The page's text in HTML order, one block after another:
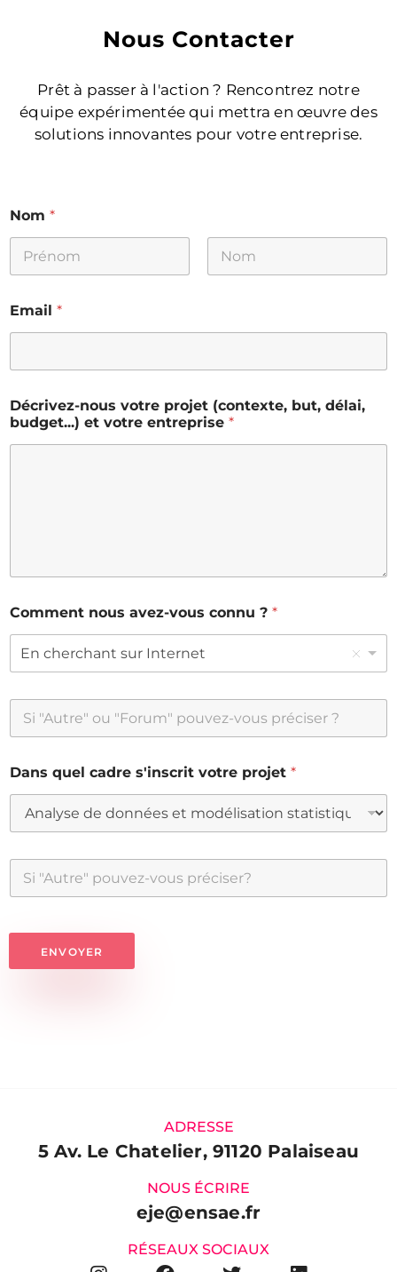
Nous Contacter
Prêt à passer à l'action ? Rencontrez notre
équipe expérimentée qui mettra en œuvre des
solutions innovantes pour votre entreprise.
Nom *
Email *
Décrivez-nous votre projet (contexte, but, délai,
budget...) et votre entreprise *
Comment nous avez-vous connu ? *
En cherchant sur Internet
Dans quel cadre s'inscrit votre projet *
ENVOYER
ADRESSE
5 Av. Le Chatelier, 91120 Palaiseau
NOUS ÉCRIRE
eje@ensae.fr
RÉSEAUX SOCIAUX